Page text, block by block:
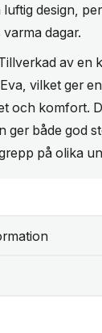
luftig design,
dagar.
av en
vilket ger
och komfort.
ger både god
på olika